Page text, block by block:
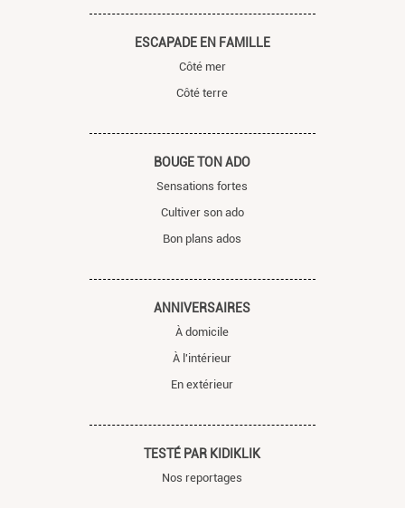
ESCAPADE EN FAMILLE
Côté mer
Côté terre
BOUGE TON ADO
Sensations fortes
Cultiver son ado
Bon plans ados
ANNIVERSAIRES
À domicile
À l'intérieur
En extérieur
TESTÉ PAR KIDIKLIK
Nos reportages